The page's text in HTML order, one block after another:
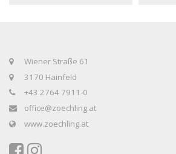
Wiener Straße 61
3170 Hainfeld
+43 2764 7911-0
office@zoechling.at
www.zoechling.at